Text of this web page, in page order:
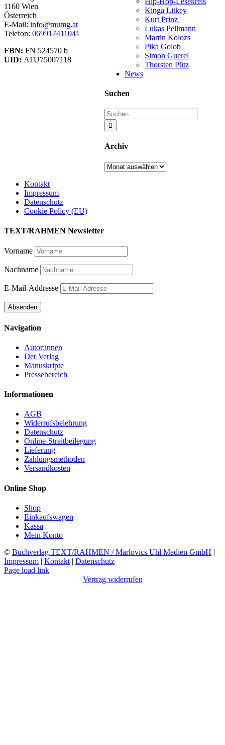
Kinga Litkey
Kurt Prinz
Lukas Pellmann
Martin Kolozs
Pika Golob
Simon Guerel
Thorsten Pütz
News
Suchen
Suche
nach:
Archiv
Archiv
1160 Wien
Österreich
E-Mail: info@mumg.at
Telefon: 069917411041
FBN: FN 524570 b
UID: ATU75007118
Kontakt
Impressum
Datenschutz
Cookie Policy (EU)
TEXT/RAHMEN Newsletter
Vorname
Nachname
E-Mail-Addresse
Navigation
Autor:innen
Der Verlag
Manuskripte
Pressebereich
Informationen
AGB
Widerrufsbelehrung
Datenschutz
Online-Streitbeilegung
Lieferung
Zahlungsmethoden
Versandkosten
Online Shop
Shop
Einkaufswagen
Kassa
Mein Konto
© Buchverlag TEXT/RAHMEN / Marlovics Uhl Medien GmbH |
Impressum | Kontakt | Datenschutz
Facebook
Instagram
YouTube
X
LinkedIn
SoundCloud
Page load link
Vertrag widerrufen